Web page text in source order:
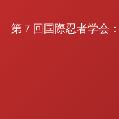
第７回国際忍者学会